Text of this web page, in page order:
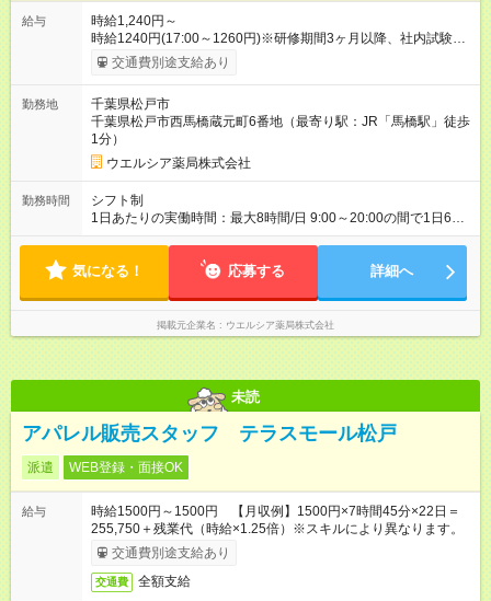
給与
時給1,240円～
時給1240円(17:00～1260円)※研修期間3ヶ月以降、社内試験に
よる更新判定あり 社内試験合格後、時給＋50～100円の昇給あ
り （大学生は＋20円） 試用期間あり：入社日から3ヶ月間／本
間の長さ：3ヶ月 雇用形態、給与は本採用時と同じです。
交通費別途支給あり
勤務地
千葉県松戸市
千葉県松戸市西馬橋蔵元町6番地（最寄り駅：JR「馬橋駅」徒歩
1分）
ウエルシア薬局株式会社
勤務時間
シフト制
1日あたりの実働時間：最大8時間/日 9:00～20:00の間で1日6～
8時間の勤務 ☆週3～5日の勤務 ※勤務曜日応相談 ☆未経験・無
気になる！ 応募する 詳細へ
掲載元企業名 ウエルシア薬局株式会社
未読
アパレル販売スタッフ テラスモール松戸
派遣 WEB登録・面接OK
給与
時給1500円～1500円 【月収例】1500円×7時間45分×22日＝
255,750＋残業代（時給×1.25倍）※スキルにより異なります。
交通費別途支給あり
交通費 全額支給